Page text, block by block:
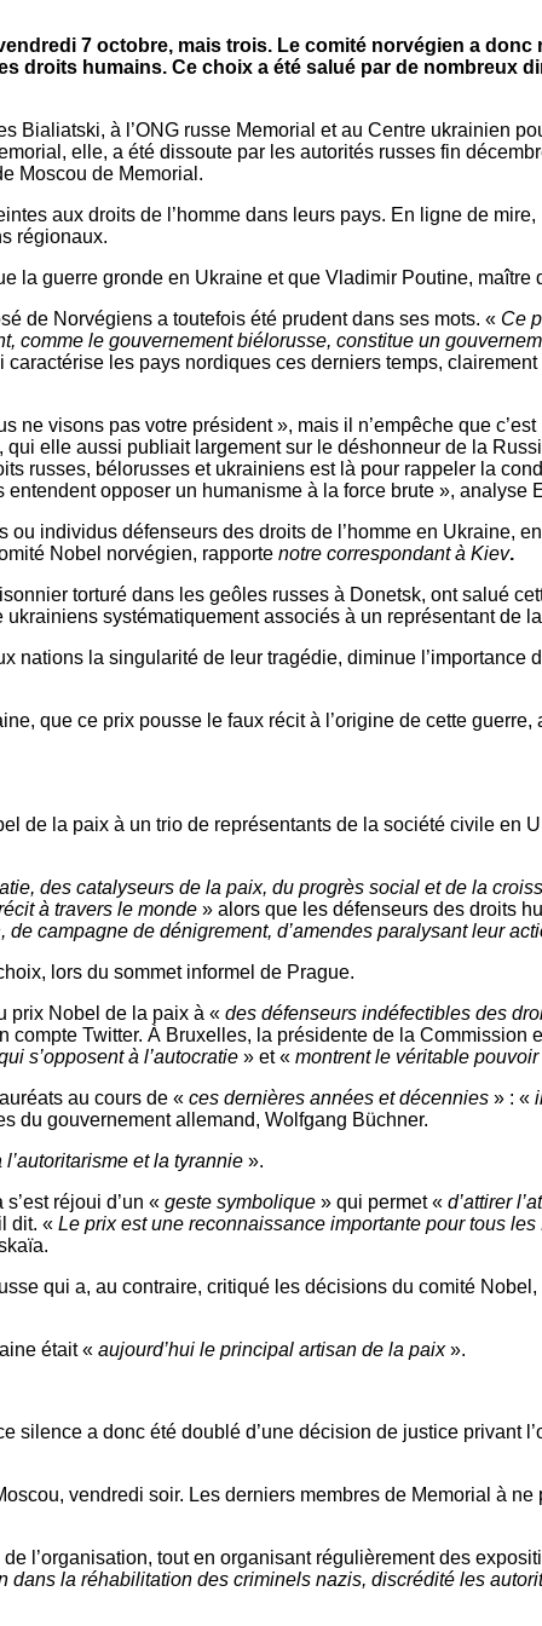
7 octobre, mais trois. Le comité norvégien a
droits humains. Ce choix a été salué par de nombreux
Bialiatski, à l’ONG russe Memorial et au Centre ukrainien
elle, a été dissoute par les autorités russes fin
Moscou de Memorial.
aux droits de l’homme dans leurs pays. En ligne de
régionaux.
la guerre gronde en Ukraine et que Vladimir Poutine, maître
de Norvégiens a toutefois été prudent dans ses mots. « Ce
comme le gouvernement biélorusse, constitue un
les pays nordiques ces derniers temps,
ne visons pas votre président », mais il n’empêche que
elle aussi publiait largement sur le déshonneur de la
russes, bélorusses et ukrainiens est là pour rappeler la
opposer un humanisme à la force brute », analyse
individus défenseurs des droits de l’homme en Ukraine,
Nobel norvégien, rapporte notre correspondant à Kiev.
torturé dans les geôles russes à Donetsk, ont salué
systématiquement associés à un représentant de
nations la singularité de leur tragédie, diminue
que ce prix pousse le faux récit à l’origine de cette
de la paix à un trio de représentants de la société civile en
des catalyseurs de la paix, du progrès social et de la
à travers le monde » alors que les défenseurs des droits
campagne de dénigrement, d’amendes paralysant leur
lors du sommet informel de Prague.
prix Nobel de la paix à « des défenseurs indéfectibles des
compte Twitter. À Bruxelles, la présidente de la
s’opposent à l’autocratie » et « montrent le véritable
au cours de « ces dernières années et décennies » : «
du gouvernement allemand, Wolfgang Büchner.
et la tyrannie ».
réjoui d’un « geste symbolique » qui permet « d’attirer
dit. « Le prix est une reconnaissance importante pour tous
qui a, au contraire, critiqué les décisions du comité
était « aujourd’hui le principal artisan de la paix».
silence a donc été doublé d’une décision de justice privant
vendredi soir. Les derniers membres de Memorial à
l’organisation, tout en organisant régulièrement des
la réhabilitation des criminels nazis, discrédité les